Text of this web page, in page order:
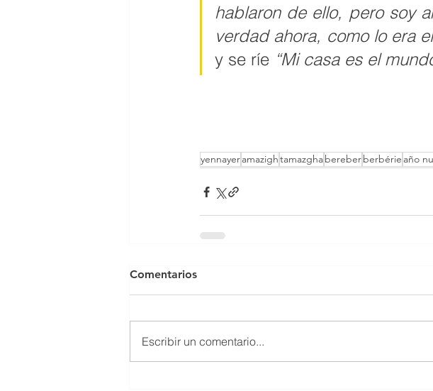
hablaron de ello, pero soy
verdad ahora, como lo era
y se ríe “Mi casa es el
yennayeramazightamazghabereberberbérie año
Comentarios
Escribir un comentario...